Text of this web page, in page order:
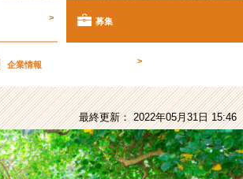
ー
ン
採
人
-
【転
> 募集
企業情報 >
最終更新： 2022年05月31日 15:46